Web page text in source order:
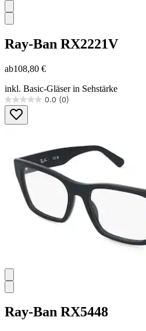
Ray-Ban RX2221V
ab108,80 €
inkl. Basic-Gläser in Sehstärke
0.0 (0)
0.0
von
5
Ray-Ban RX5448